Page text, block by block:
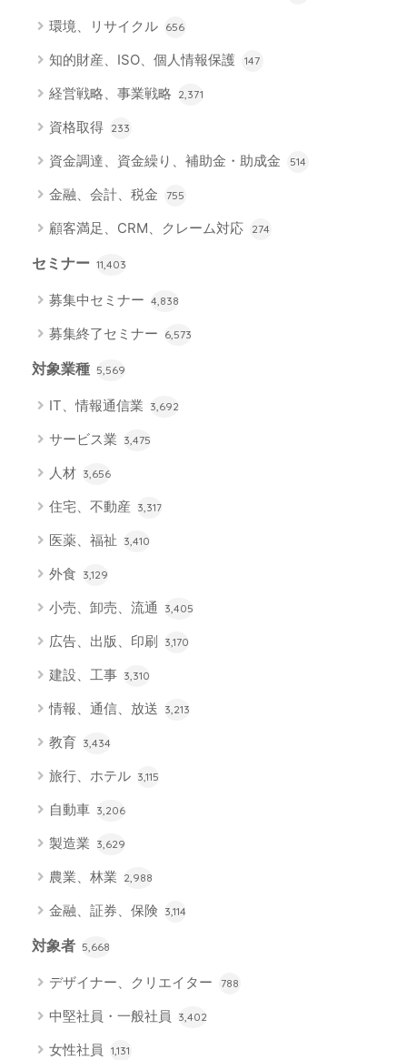
環境、リサイクル 656
知的財産、ISO、個人情報保護 147
経営戦略、事業戦略 2,371
資格取得 233
資金調達、資金繰り、補助金・助成金 514
金融、会計、税金 755
顧客満足、CRM、クレーム対応 274
セミナー 11,403
募集中セミナー 4,838
募集終了セミナー 6,573
対象業種 5,569
IT、情報通信業 3,692
サービス業 3,475
人材 3,656
住宅、不動産 3,317
医薬、福祉 3,410
外食 3,129
小売、卸売、流通 3,405
広告、出版、印刷 3,170
建設、工事 3,310
情報、通信、放送 3,213
教育 3,434
旅行、ホテル 3,115
自動車 3,206
製造業 3,629
農業、林業 2,988
金融、証券、保険 3,114
対象者 5,668
デザイナー、クリエイター 788
中堅社員・一般社員 3,402
女性社員 1,131